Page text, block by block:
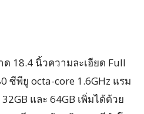
18.4 นิ้วความละเอียด Full
ซีพียู octa-core 1.6GHz แรม
และ 64GB เพิ่มได้ด้วย